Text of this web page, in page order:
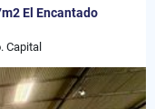
El Encantado
Capital